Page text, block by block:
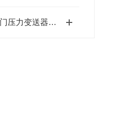
国内市场热门压力变送器企业盘点 附实用选型指南